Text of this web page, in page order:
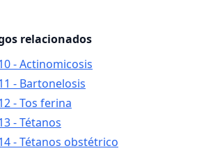
relacionados
- Actinomicosis
- Bartonelosis
- Tos ferina
- Tétanos
- Tétanos obstétrico